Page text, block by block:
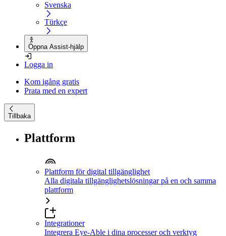
Svenska
Türkçe
Öppna Assist-hjälp
Logga in
Kom igång gratis
Prata med en expert
Tillbaka
Plattform
Plattform för digital tillgänglighet
Alla digitala tillgänglighetslösningar på en och samma
plattform
Integrationer
Integrera Eye-Able i dina processer och verktyg